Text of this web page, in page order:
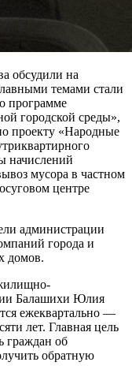
обсудили на
темами стали
программе
городской среды»,
проекту «Народные
начислений
мусора в частном
центре
администрации
города и
домов.
Балашихи Юлия
ежеквартально —
лет. Главная цель
граждан об
обратную